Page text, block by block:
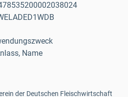
Name
der Deutschen Fleischwirtschaft